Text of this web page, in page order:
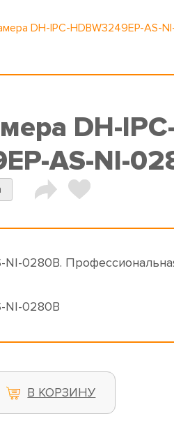
DH-IPC-HDBW3249EP-AS-
DH-
AS-NI-
NI-0280B.
NI-0280B
В КОРЗИНУ